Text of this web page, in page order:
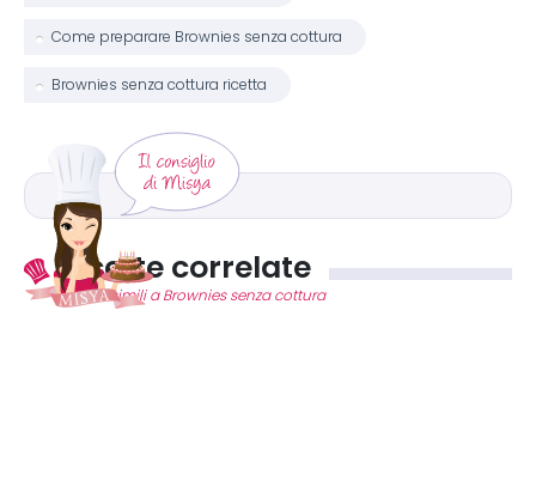
Come preparare Brownies senza cottura
Brownies senza cottura ricetta
Ricette correlate
Ricette simili a Brownies senza cottura